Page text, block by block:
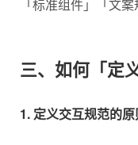
「标准组件」「文案
三、如何「定
1. 定义交互规范的原